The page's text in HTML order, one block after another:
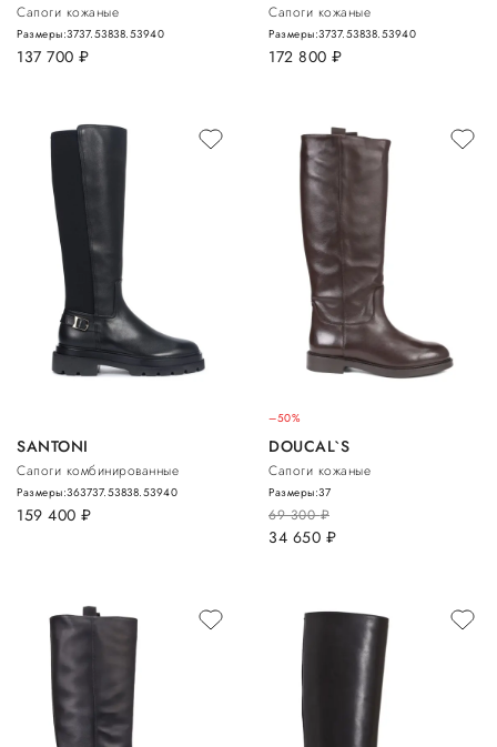
Сапоги кожаные
137 700 руб.
Размеры:3737.53838.53940
Сапоги кожаные
172 800 руб.
Размеры:3737.53838.53940
SANTONI
Сапоги комбинированные
159 400 руб.
Размеры:363737.53838.53940
–50%
DOUCAL`S
Сапоги кожаные
69 300руб.
34 650 руб.
Размеры:37